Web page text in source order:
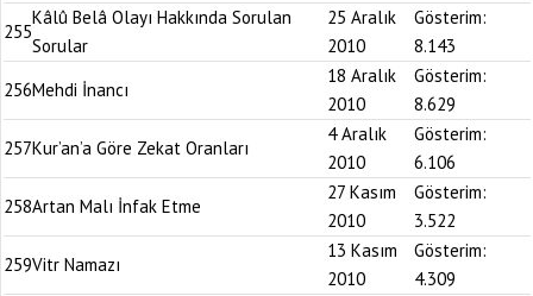
255
Kâlû Belâ Olayı Hakkında Sorulan
Sorular
25 Aralık
2010
Gösterim:
8.143
256Mehdi İnancı
18 Aralık
2010
Gösterim:
8.629
257Kur’an’a Göre Zekat Oranları
4 Aralık
2010
Gösterim:
6.106
258Artan Malı İnfak Etme
27 Kasım
2010
Gösterim:
3.522
259Vitr Namazı
13 Kasım
2010
Gösterim:
4.309